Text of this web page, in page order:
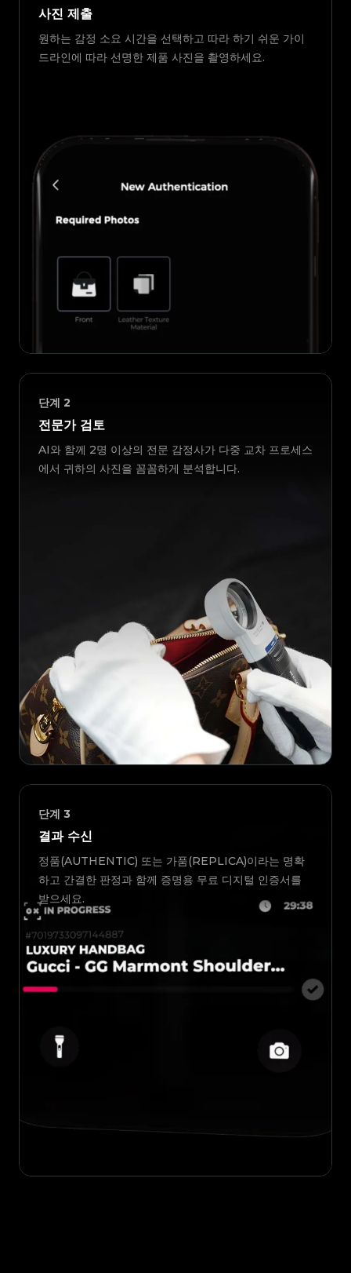
사진 제출
원하는 감정 소요 시간을 선택하고 따라 하기 쉬운 가이
드라인에 따라 선명한 제품 사진을 촬영하세요.
단계 2
전문가 검토
AI와 함께 2명 이상의 전문 감정사가 다중 교차 프로세스
에서 귀하의 사진을 꼼꼼하게 분석합니다.
단계 3
결과 수신
정품(AUTHENTIC) 또는 가품(REPLICA)이라는 명확
하고 간결한 판정과 함께 증명용 무료 디지털 인증서를
받으세요.